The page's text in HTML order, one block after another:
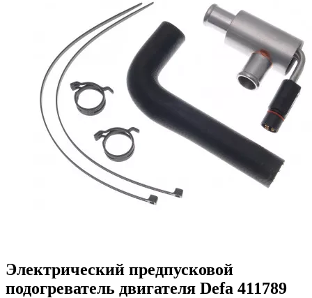
Электрический предпусковой
подогреватель двигателя Defa 411789